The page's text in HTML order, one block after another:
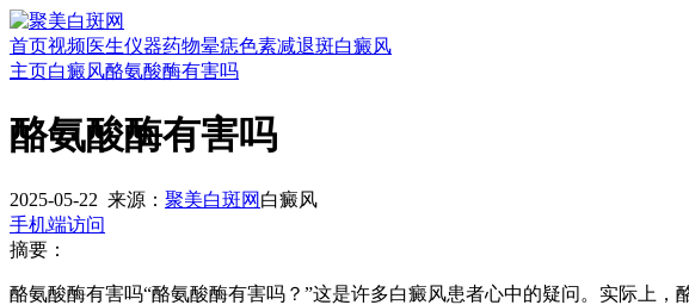
首页视频医生仪器药物晕痣色素减退斑白癜风
主页白癜风酪氨酸酶有害吗
酪氨酸酶有害吗
2025-05-22 来源： 聚美白斑网 白癜风
手机端访问
摘要：
酪氨酸酶有害吗“酪氨酸酶有害吗？”这是许多白癜风患者心中的疑问。实际上